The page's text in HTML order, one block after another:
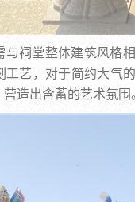
与祠堂整体建筑风格
工艺，对于简约大气
造出含蓄的艺术氛围